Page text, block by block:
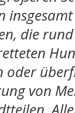
die
oder
von